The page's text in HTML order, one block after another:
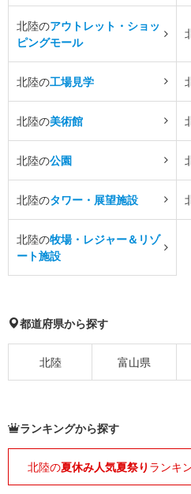
北陸のアウトレット・ショッ
ピングモール
北陸の工場見学
北陸の美術館
北陸の公園
北陸のタワー・展望施設
北陸の牧場・レジャー＆リゾ
ート施設
都道府県から探す
北陸 富山県
ランキングから探す
北陸の夏休み人気夏祭り ランキ